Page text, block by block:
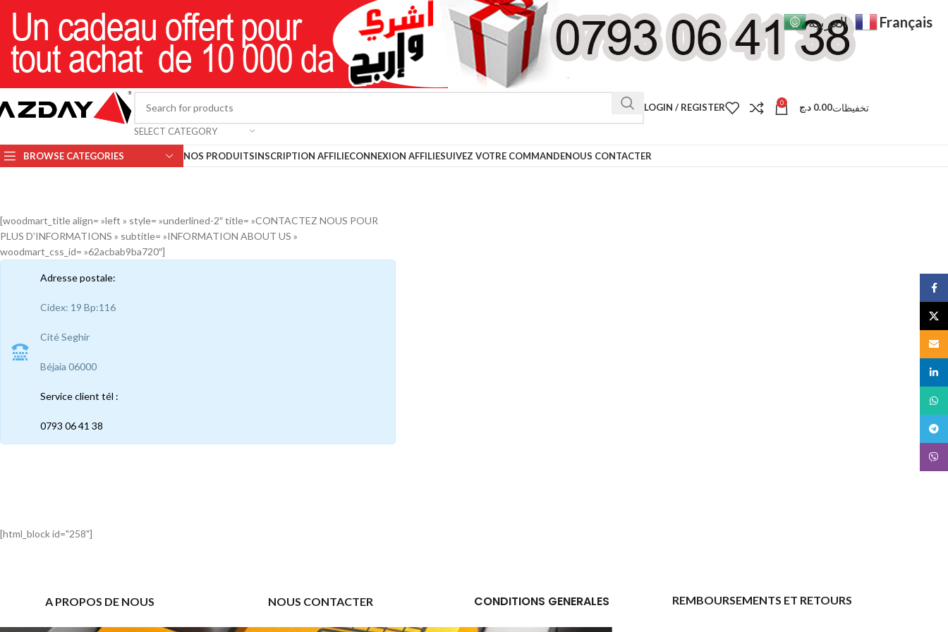
SELECT CATEGORY
LOGIN / REGISTER 0 0.00 د.ج تخفيظات
BROWSE CATEGORIES NOS PRODUITSINSCRIPTION AFFILIECONNEXION AFFILIESUIVEZ VOTRE COMMANDENOUS CONTACTER
[woodmart_title align= »left » style= »underlined-2″ title= »CONTACTEZ NOUS POUR
PLUS D’INFORMATIONS » subtitle= »INFORMATION ABOUT US »
woodmart_css_id= »62acbab9ba720″]
Adresse postale:
Cidex: 19 Bp:116
Cité Seghir
Béjaia 06000
Service client tél :
0793 06 41 38
[html_block id="258"]
A PROPOS DE NOUS NOUS CONTACTER CONDITIONS GENERALES REMBOURSEMENTS ET RETOURS
Email
Viber
العربية Français